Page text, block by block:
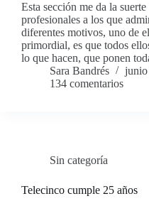
Esta sección me da la
profesionales a los que
diferentes motivos, uno de
primordial, es que todos
lo que hacen, que ponen
Sara Bandrés
134 comentarios
Sin categoría
Telecinco cumple 25 años